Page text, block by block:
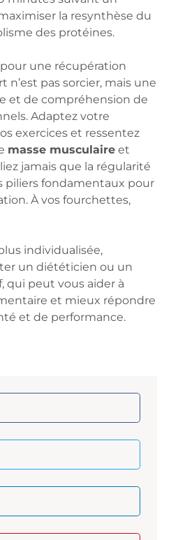
la resynthèse du
des protéines.
une récupération
n’est pas sorcier, mais une
et de compréhension de
Adaptez votre
exercices et ressentez
masse musculaire et
jamais que la régularité
piliers fondamentaux pour
À vos fourchettes,
individualisée,
un diététicien ou un
peut vous aider à
et mieux répondre
et de performance.